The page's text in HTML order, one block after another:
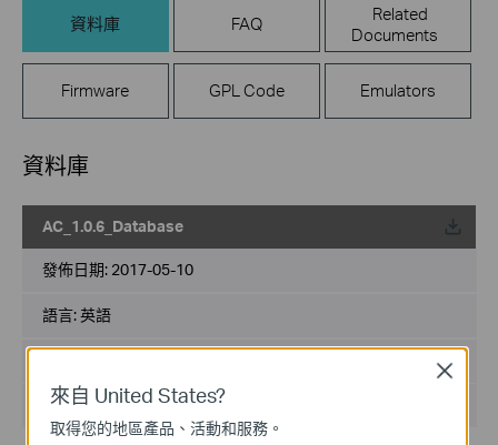
資料庫 FAQ
Related
Documents
Firmware GPL Code Emulators
資料庫
AC_1.0.6_Database
發佈日期: 2017-05-10
語言:英語
作業系統: Win2000/XP/2003/Vista/7/8/8.1/10/Mac/Linux
來自 United States?
取得您的地區產品、活動和服務。
Close